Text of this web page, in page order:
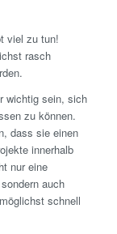
viel zu tun!
rasch
wichtig sein, sich
zu können.
dass sie einen
innerhalb
nur eine
auch
schnell